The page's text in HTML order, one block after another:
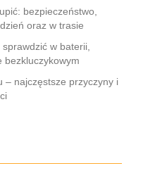
bezpieczeństwo,
oraz w trasie
w baterii,
bezkluczykowym
– najczęstsze przyczyny i